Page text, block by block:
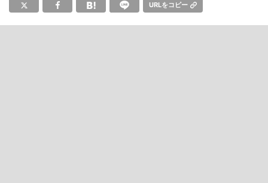
URLをコピー